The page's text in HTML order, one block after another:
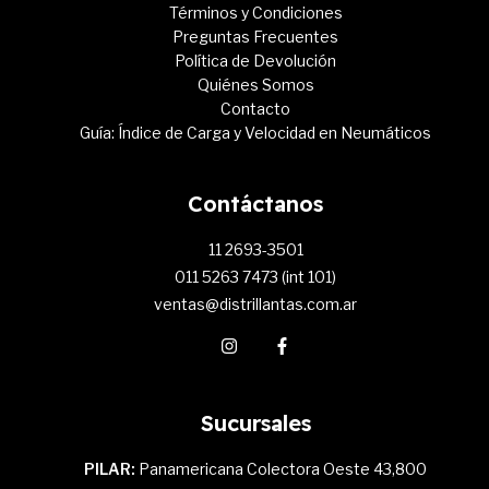
Términos y Condiciones
Preguntas Frecuentes
Política de Devolución
Quiénes Somos
Contacto
Guía: Índice de Carga y Velocidad en Neumáticos
Contáctanos
11 2693-3501
011 5263 7473 (int 101)
ventas@distrillantas.com.ar
Sucursales
PILAR: Panamericana Colectora Oeste 43,800